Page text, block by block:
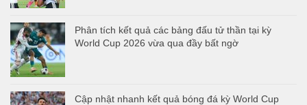
Phân tích kết quả các bảng đấu tử thần tại kỳ
World Cup 2026 vừa qua đầy bất ngờ
Cập nhật nhanh kết quả bóng đá kỳ World Cup